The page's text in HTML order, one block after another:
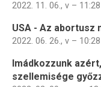
2022. 11. 06., v – 11:28
USA - Az abortusz
2022. 06. 26., v – 10:28
Imádkozzunk
szellemisége